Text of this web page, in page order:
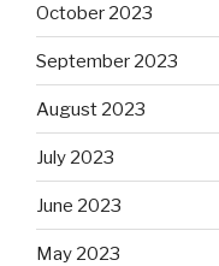
October 2023
September 2023
August 2023
July 2023
June 2023
May 2023